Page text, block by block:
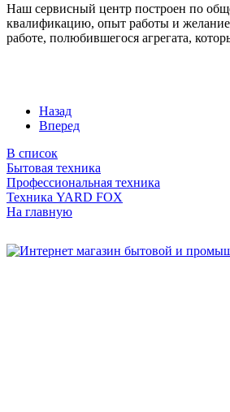
Наш сервисный центр построен по
квалификацию, опыт работы и желание
работе, полюбившегося агрегата,
Назад
Вперед
В список
Бытовая техника
Профессиональная техника
Техника YARD FOX
На главную